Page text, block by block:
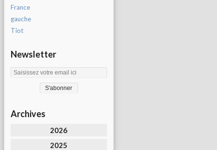
France
gauche
Tiot
Newsletter
Archives
2026
2025